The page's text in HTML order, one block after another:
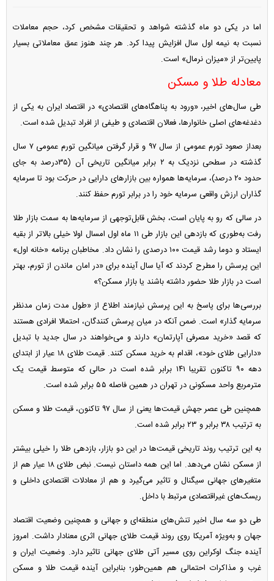
اما در یکی دو ماه گذشته شواهد و تحقیقات مشخص کرد، حجم معاملات
نسبت به نیمه اول سال افزایش پیدا کرد. هر چند هنوز عمق معاملاتی بسیار
پایین‌تر از «میزان نرمال» است.
معادله طلا و مسکن
طی سال‌های اخیر، «ورود به پناهگاه‌های اقتصادی» در اقتصاد ایران به یکی از
دغدغه‌های اصلی خانوارها، فعالان اقتصادی و طیفی از افراد تبدیل شده است.
بعداز صعود تورم عمومی از سال ۹۷ و قرار گرفتن میانگین تورم عمومی ۷ سال
گذشته در سطحی نزدیک به ۲ برابر میانگین تاریخی آن (۳۵‌درصد به جای
حدود ۲۰ درصد)، سرمایه‌ها همواره بین بازار‌های دارایی در حرکت بود تا سرمایه
گذاران ارزش واقعی سرمایه خود را در برابر تورم حفظ کنند.
در سالی که رو به پایان است، بخش قابل‌توجهی از سرمایه‌ها به سمت بازار طلا
رفت به‌طوری که بازدهی این بازار طی ۱۱ ماه اول امسال اولا خیلی بالاتر از بقیه
ایستاد و دوما رشد قیمت ۱۰۰ درصدی را نشان داد. مخاطبان برنامه «خانه اول»
این پرسش را مطرح کردند که آیا سال آینده برای «در امان ماندن از تورم، بهتر
است در بازار طلا حضور داشته باشند یا بازار مسکن؟»
بررسی‌ها برای پاسخ به این پرسش نیازمند اطلاع از «طول مدت زمان مدنظر
سرمایه گذار» است. ضمن آنکه در میان پرسش کنندگان، احتمالا افرادی هستند
که قصد «خرید مصرفی آپارتمان» دارند و می‌خواهند در سال جدید با تبدیل
«دارایی طلای خود»، اقدام به خرید مسکن کنند. قیمت طلای ۱۸ عیار از ابتدای
دهه ۹۰ تاکنون تقریبا ۱۴۱ برابر شده است در حالی که متوسط قیمت یک
مترمربع واحد مسکونی در تهران در همین فاصله ۵۵ برابر شده است.
همچنین طی عصر جهش قیمت‌ها یعنی از سال ۹۷ تاکنون، قیمت طلا و مسکن
به ترتیب ۳۸ برابر و ۲۳ برابر شده است.
به این ترتیب روند تاریخی قیمت‌ها در این دو بازار، بازدهی طلا را خیلی بیشتر
از مسکن نشان می‌دهد. اما این همه داستان نیست. نبض طلای ۱۸ عیار هم از
متغیر‌های جهانی سیگنال و تاثیر می‌گیرد و هم از معادلات اقتصادی داخلی و
ریسک‌های غیراقتصادی مرتبط با داخل.
طی دو سه سال اخیر تنش‌های منطقه‌ای و جهانی و همچنین وضعیت اقتصاد
جهان و به‌ویژه آمریکا روی روند قیمت طلای جهانی اثری معنادار داشت. امروز
آینده جنگ اوکراین روی مسیر آتی طلای جهانی تاثیر دارد. وضعیت ایران و
غرب و مذاکرات احتمالی هم همین‌طور؛ بنابراین آینده قیمت طلا و مسکن